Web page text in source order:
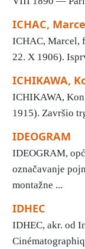
ICHAC,
ICHAC, Marcel,
22. X 1906).
ICHIKAWA,
ICHIKAWA,
1915). Završio
IDEOGRAM
IDEOGRAM,
označavanje
montažne ...
IDHEC
IDHEC, akr. od